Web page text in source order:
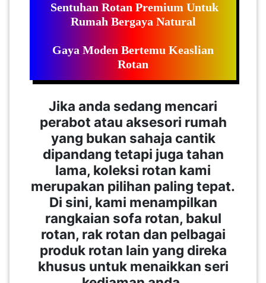
Sentuhan Rotan Premium Untuk
Rumah Bergaya Natural
Gaya Moden Bertemu Keaslian
Rotan
Jika anda sedang mencari
perabot atau aksesori rumah
yang bukan sahaja cantik
dipandang tetapi juga tahan
lama, koleksi rotan kami
merupakan pilihan paling tepat.
Di sini, kami menampilkan
rangkaian sofa rotan, bakul
rotan, rak rotan dan pelbagai
produk rotan lain yang direka
khusus untuk menaikkan seri
SELECT NEGERI
SELANGOR(37)
PAHANG(13)
KELANTAN(22)
PERAK(41)
NEGERI
SEMBILAN(10)